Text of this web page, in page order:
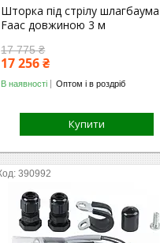
Шторка під стрілу шлагбаума
Faac довжиною 3 м
17 775 ₴
17 256 ₴
В наявності Оптом і в роздріб
Купити
390992